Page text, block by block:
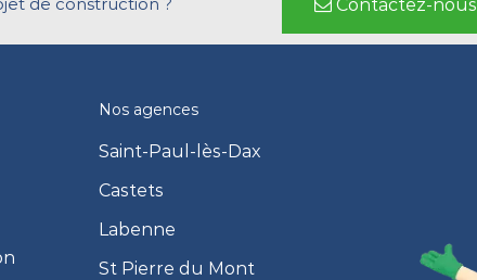
Contactez-nous
Nos agences
Saint-Paul-lès-Dax
Castets
Labenne
St Pierre du Mont